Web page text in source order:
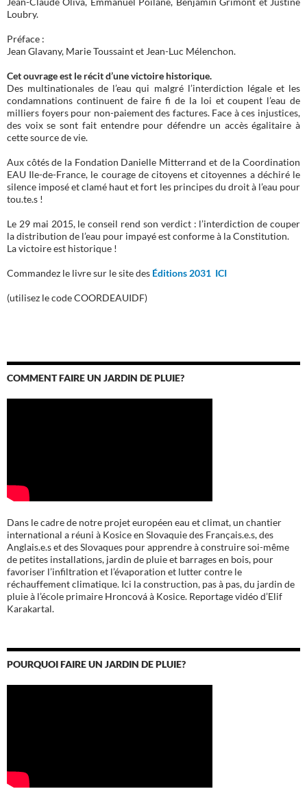
Loubry.
Préface :
Jean Glavany, Marie Toussaint et Jean-Luc Mélenchon.
Cet ouvrage est le récit d’une victoire historique.
Des multinationales de l’eau qui malgré l’interdiction légale et les
condamnations continuent de faire fi de la loi et coupent l’eau de
milliers foyers pour non-paiement des factures. Face à ces injustices,
des voix se sont fait entendre pour défendre un accès égalitaire à
cette source de vie.
Aux côtés de la Fondation Danielle Mitterrand et de la Coordination
EAU Ile-de-France, le courage de citoyens et citoyennes a déchiré le
silence imposé et clamé haut et fort les principes du droit à l’eau pour
tou.te.s !
Le 29 mai 2015, le conseil rend son verdict : l’interdiction de couper
la distribution de l’eau pour impayé est conforme à la Constitution.
La victoire est historique !
Commandez le livre sur le site des Éditions 2031 ICI
(utilisez le code COORDEAUIDF)
COMMENT FAIRE UN JARDIN DE PLUIE?
Dans le cadre de notre projet européen eau et climat, un chantier
international a réuni à Kosice en Slovaquie des Français.e.s, des
Anglais.e.s et des Slovaques pour apprendre à construire soi-même
de petites installations, jardin de pluie et barrages en bois, pour
favoriser l’infiltration et l’évaporation et lutter contre le
réchauffement climatique. Ici la construction, pas à pas, du jardin de
pluie à l’école primaire Hroncová à Kosice. Reportage vidéo d’Elif
Karakartal.
POURQUOI FAIRE UN JARDIN DE PLUIE?